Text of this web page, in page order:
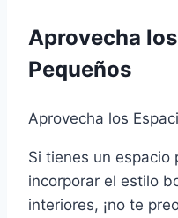
Aprovecha
Pequeños
Aprovecha los
Si tienes un espacio
incorporar el estilo
interiores, ¡no te